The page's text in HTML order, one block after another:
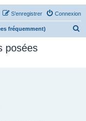
Connexion
S’enregistrer
fréquemment)
posées